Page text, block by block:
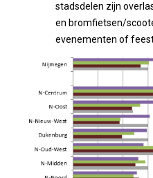
stadsdelen zijn
en bromfietsen/
evenementen of